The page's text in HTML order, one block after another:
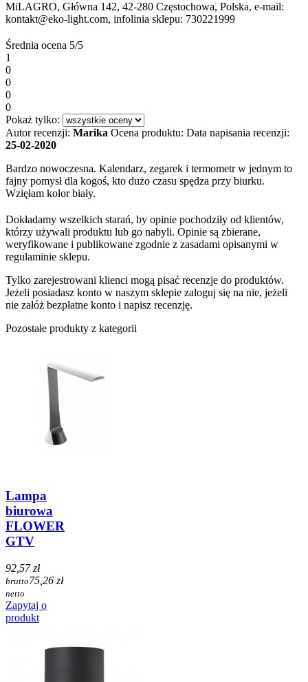
MiLAGRO, Główna 142, 42-280 Częstochowa, Polska, e-mail:
kontakt@eko-light.com, infolinia sklepu: 730221999
Średnia ocena 5/5
1
0
0
0
0
Pokaż tylko:
Autor recenzji: Marika Ocena produktu: Data napisania recenzji:
25-02-2020
Bardzo nowoczesna. Kalendarz, zegarek i termometr w jednym to
fajny pomysł dla kogoś, kto dużo czasu spędza przy biurku.
Wzięłam kolor biały.
Dokładamy wszelkich starań, by opinie pochodziły od klientów,
którzy używali produktu lub go nabyli. Opinie są zbierane,
weryfikowane i publikowane zgodnie z zasadami opisanymi w
regulaminie sklepu.
Tylko zarejestrowani klienci mogą pisać recenzje do produktów.
Jeżeli posiadasz konto w naszym sklepie zaloguj się na nie, jeżeli
nie załóż bezpłatne konto i napisz recenzję.
Pozostałe produkty z kategorii
Lampa
biurowa
FLOWER
GTV
92,57 zł
brutto75,26 zł
netto
Zapytaj o
produkt